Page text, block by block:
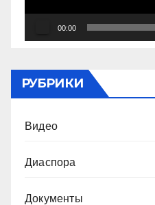
00:00
РУБРИКИ
Видео
Диаспора
Документы